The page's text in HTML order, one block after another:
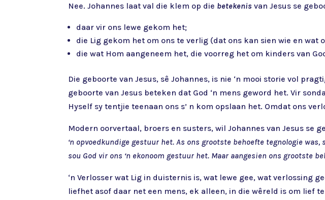
Nee. Johannes laat val die klem op die betekenis van Jesus se
daar vir ons lewe gekom het;
die Lig gekom het om ons te verlig (dat ons kan sien wie en wat
die wat Hom aangeneem het, die voorreg het om kinders van
Die geboorte van Jesus, sê Johannes, is nie ‘n mooi storie vol
geboorte van Jesus beteken dat God ‘n mens geword het. Vir
Hyself sy tentjie teenaan ons s’ n kom opslaan het. Omdat ons
Modern oorvertaal, broers en susters, wil Johannes van Jesus se
‘n opvoedkundige gestuur het. As ons grootste behoefte tegnologie
sou God vir ons ‘n ekonoom gestuur het. Maar aangesien ons grootste
‘n Verlosser wat Lig in duisternis is, wat lewe gee, wat verlossing
liefhet asof daar net een mens, ek alleen, in die wêreld is om lief